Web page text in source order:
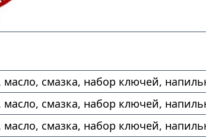
масло, смазка, набор ключей,
масло, смазка, набор ключей,
масло, смазка, набор ключей,